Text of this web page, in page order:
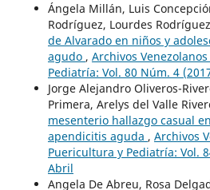
Ángela Millán, Luis
Rodríguez, Lourdes
de Alvarado en niños y
agudo , Archivos
Pediatría: Vol. 80 Núm. 4
Jorge Alejandro Oliveros-
Primera, Arelys del Valle
mesenterio hallazgo casual
apendicitis aguda , Archivos
Puericultura y Pediatría: Vol.
Abril
Angela De Abreu, Rosa